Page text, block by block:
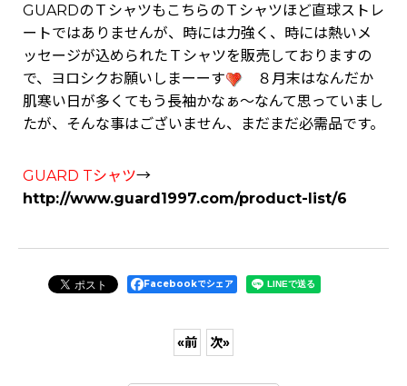
GUARDのＴシャツもこちらのＴシャツほど直球ストレ
ートではありませんが、時には力強く、時には熱いメ
ッセージが込められたＴシャツを販売しておりますの
で、ヨロシクお願いしまーーす
８月末はなんだか
肌寒い日が多くてもう長袖かなぁ～なんて思っていまし
たが、そんな事はございません、まだまだ必需品です。
GUARD Tシャツ→
http://www.guard1997.com/product-list/6
Facebookでシェア
«前 次»